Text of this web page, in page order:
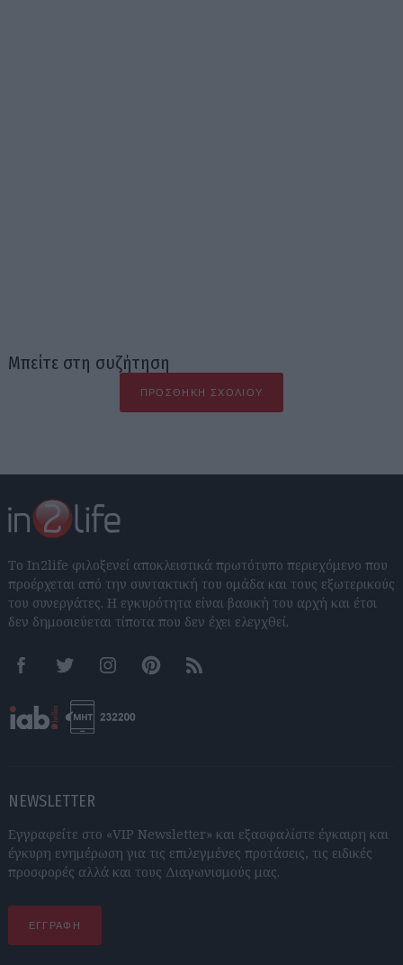
Μπείτε στη συζήτηση
ΠΡΟΣΘΉΚΗ ΣΧΟΛΊΟΥ
Το In2life φιλοξενεί αποκλειστικά πρωτότυπο περιεχόμενο που
προέρχεται από την συντακτική του ομάδα και τους εξωτερικούς
του συνεργάτες. Η εγκυρότητα είναι βασική του αρχή και έτσι
δεν δημοσιεύεται τίποτα που δεν έχει ελεγχθεί.
FacebookTwitter InstagramPinterestRSS feeds
NEWSLETTER
Εγγραφείτε στο «VIP Newsletter» και εξασφαλίστε έγκαιρη και
έγκυρη ενημέρωση για τις επιλεγμένες προτάσεις, τις ειδικές
προσφορές αλλά και τους Διαγωνισμούς μας.
ΕΓΓΡΑΦΗ